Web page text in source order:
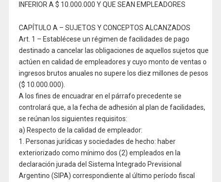
INFERIOR A $ 10.000.000 Y QUE SEAN EMPLEADORES
CAPÍTULO A – SUJETOS Y CONCEPTOS ALCANZADOS
Art. 1 – Establécese un régimen de facilidades de pago
destinado a cancelar las obligaciones de aquellos sujetos que
actúen en calidad de empleadores y cuyo monto de ventas o
ingresos brutos anuales no supere los diez millones de pesos
($ 10.000.000).
A los fines de encuadrar en el párrafo precedente se
controlará que, a la fecha de adhesión al plan de facilidades,
se reúnan los siguientes requisitos:
a) Respecto de la calidad de empleador:
1. Personas jurídicas y sociedades de hecho: haber
exteriorizado como mínimo dos (2) empleados en la
declaración jurada del Sistema Integrado Previsional
Argentino (SIPA) correspondiente al último período fiscal